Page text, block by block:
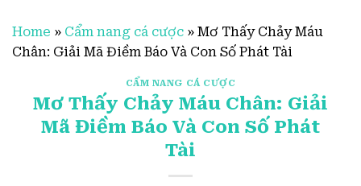
Home » Cẩm nang cá cược » Mơ Thấy Chảy Máu
Chân: Giải Mã Điềm Báo Và Con Số Phát Tài
CẨM NANG CÁ CƯỢC
Mơ Thấy Chảy Máu Chân: Giải
Mã Điềm Báo Và Con Số Phát
Tài